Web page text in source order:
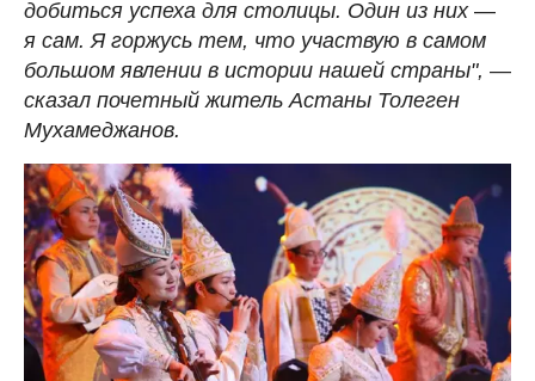
добиться успеха для столицы. Один из них —
я сам. Я горжусь тем, что участвую в самом
большом явлении в истории нашей страны", —
сказал почетный житель Астаны Толеген
Мухамеджанов.